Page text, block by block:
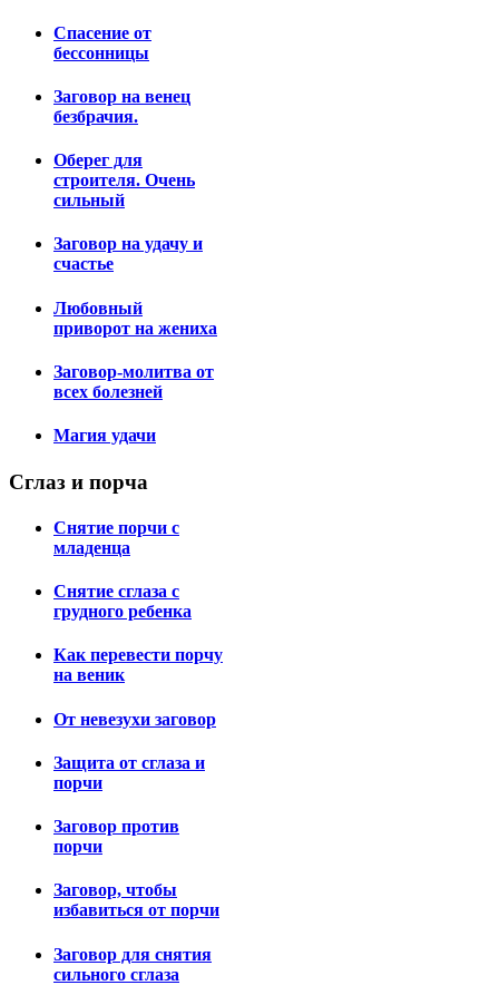
Спасение от
бессонницы
Заговор на венец
безбрачия.
Оберег для
строителя. Очень
сильный
Заговор на удачу и
счастье
Любовный
приворот на жениха
Заговор-молитва от
всех болезней
Магия удачи
Сглаз и порча
Снятие порчи с
младенца
Снятие сглаза с
грудного ребенка
Как перевести порчу
на веник
От невезухи заговор
Защита от сглаза и
порчи
Заговор против
порчи
Заговор, чтобы
избавиться от порчи
Заговор для снятия
сильного сглаза